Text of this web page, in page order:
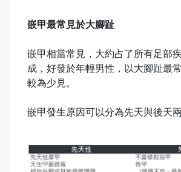
嵌甲最常見於大腳趾
嵌甲相當常見，大約占了所有足部
成，好發於年輕男性，以大腳趾最
較為少見。
嵌甲發生原因可以分為先天與後天兩